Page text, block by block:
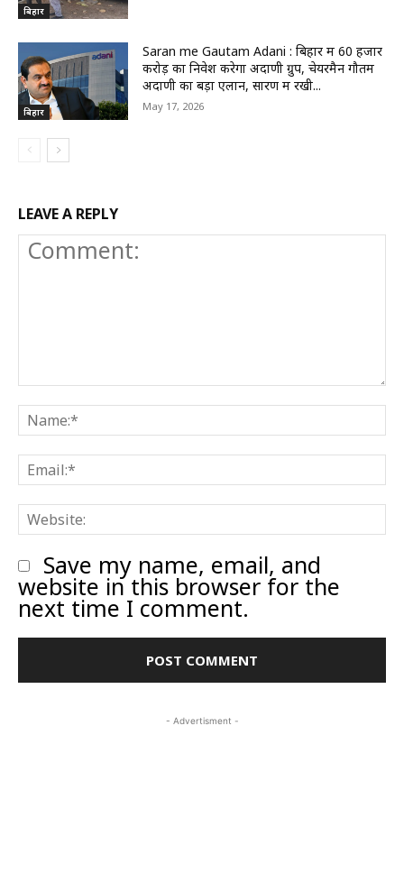
बिहार
बिहार
Saran me Gautam Adani : बिहार में 60 हजार
करोड़ का निवेश करेगा अदाणी ग्रुप, चेयरमैन गौतम
अदाणी का बड़ा एलान, सारण में रखी...
May 17, 2026
LEAVE A REPLY
Comment:
Save my name, email, and
website in this browser for the
next time I comment.
- Advertisment -